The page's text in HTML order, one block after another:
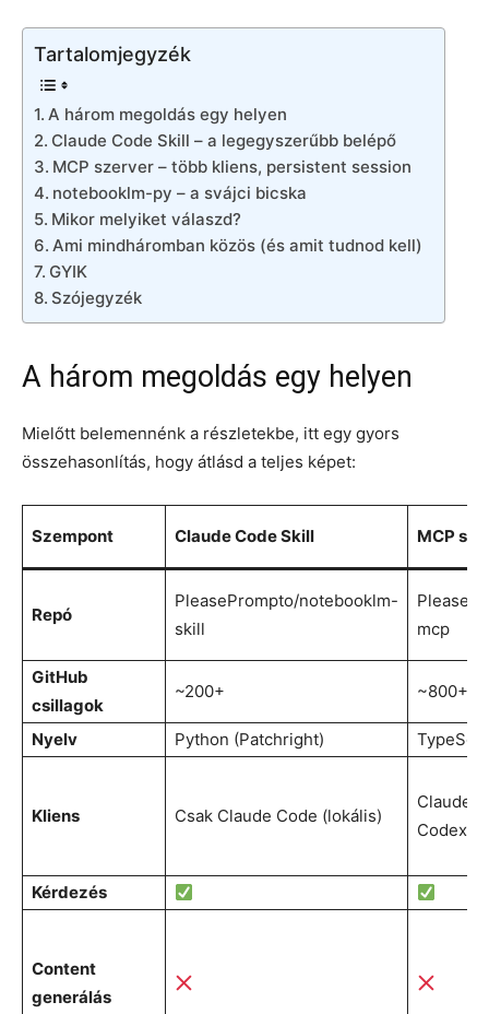
Tartalomjegyzék
A három megoldás egy helyen
Claude Code Skill – a legegyszerűbb belépő
MCP szerver – több kliens, persistent session
notebooklm-py – a svájci bicska
Mikor melyiket válaszd?
Ami mindháromban közös (és amit tudnod kell)
GYIK
Szójegyzék
A három megoldás egy helyen
Mielőtt belemennénk a részletekbe, itt egy gyors
összehasonlítás, hogy átlásd a teljes képet:
Szempont Claude Code Skill MCP
Repó
PleasePrompto/notebooklm-
skill
mcp
GitHub
csillagok
~200+ ~800+
Nyelv Python (Patchright)
Kliens Csak Claude Code (lokális)
Claude
Codex,
Kérdezés
Content
generálás